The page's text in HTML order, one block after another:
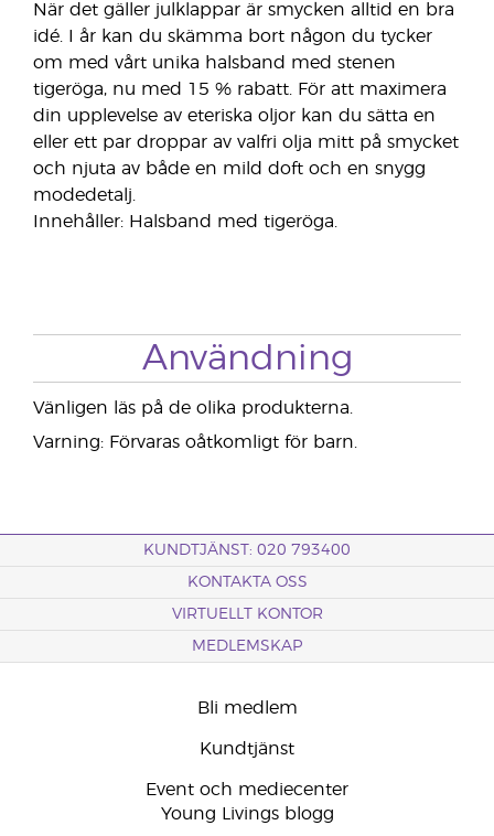
När det gäller julklappar är smycken alltid en bra
idé. I år kan du skämma bort någon du tycker
om med vårt unika halsband med stenen
tigeröga, nu med 15 % rabatt. För att maximera
din upplevelse av eteriska oljor kan du sätta en
eller ett par droppar av valfri olja mitt på smycket
och njuta av både en mild doft och en snygg
modedetalj.
Innehåller: Halsband med tigeröga.
Användning
Vänligen läs på de olika produkterna.
Varning: Förvaras oåtkomligt för barn.
KUNDTJÄNST: 020 793400
KONTAKTA OSS
VIRTUELLT KONTOR
MEDLEMSKAP
Bli medlem
Kundtjänst
Event och mediecenter
Young Livings blogg